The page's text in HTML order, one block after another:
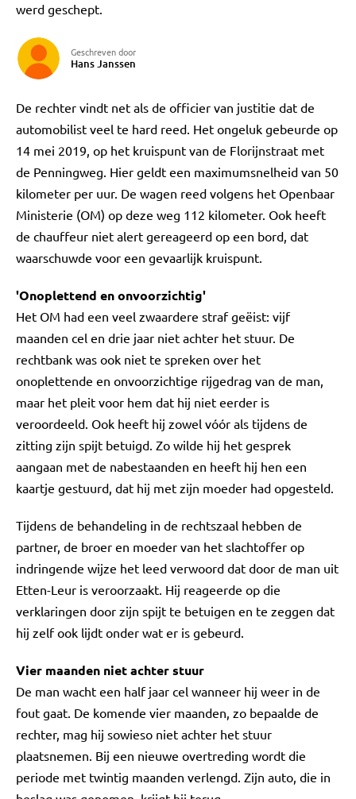
werd geschept.
Geschreven door
Hans Janssen
De rechter vindt net als de officier van justitie dat de
automobilist veel te hard reed. Het ongeluk gebeurde op
14 mei 2019, op het kruispunt van de Florijnstraat met
de Penningweg. Hier geldt een maximumsnelheid van 50
kilometer per uur. De wagen reed volgens het Openbaar
Ministerie (OM) op deze weg 112 kilometer. Ook heeft
de chauffeur niet alert gereageerd op een bord, dat
waarschuwde voor een gevaarlijk kruispunt.
'Onoplettend en onvoorzichtig'
Het OM had een veel zwaardere straf geëist: vijf
maanden cel en drie jaar niet achter het stuur. De
rechtbank was ook niet te spreken over het
onoplettende en onvoorzichtige rijgedrag van de man,
maar het pleit voor hem dat hij niet eerder is
veroordeeld. Ook heeft hij zowel vóór als tijdens de
zitting zijn spijt betuigd. Zo wilde hij het gesprek
aangaan met de nabestaanden en heeft hij hen een
kaartje gestuurd, dat hij met zijn moeder had opgesteld.
Tijdens de behandeling in de rechtszaal hebben de
partner, de broer en moeder van het slachtoffer op
indringende wijze het leed verwoord dat door de man uit
Etten-Leur is veroorzaakt. Hij reageerde op die
verklaringen door zijn spijt te betuigen en te zeggen dat
hij zelf ook lijdt onder wat er is gebeurd.
Vier maanden niet achter stuur
De man wacht een half jaar cel wanneer hij weer in de
fout gaat. De komende vier maanden, zo bepaalde de
rechter, mag hij sowieso niet achter het stuur
plaatsnemen. Bij een nieuwe overtreding wordt die
periode met twintig maanden verlengd. Zijn auto, die in